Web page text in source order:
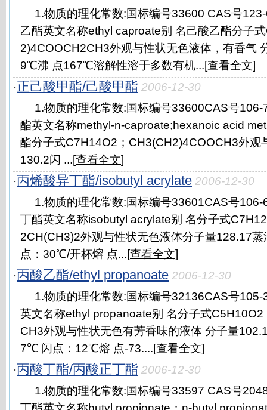
1.物质的理化常数:国标编号33600 CAS号
乙酯英文名称ethyl caproate别 名己酸乙酯分子
2)4COOCH2CH3外观与性状无色液体，有香气
9℃沸 点167℃溶解性溶于多数有机...[查看全文]
·正己酸甲酯/己酸甲酯 2006-12-30
1.物质的理化常数:国标编号33600CAS号
酯英文名称methyl-n-caproate;hexanoic acid
酯分子式C7H14O2；CH3(CH2)4COOCH3外观
130.2闪 ...[查看全文]
·丙烯酸异丁酯/isobutyl acrylate 2006-12-30
1.物质的理化常数:国标编号33601CAS号
丁酯英文名称isobutyl acrylate别 名分子式
2CH(CH3)2外观与性状无色液体分子量128.17
点：30℃/开杯熔 点...[查看全文]
·丙酸乙酯/ethyl propanoate 2006-12-30
1.物质的理化常数:国标编号32136CAS号
英文名称ethyl propanoate别 名分子式
CH3外观与性状无色有芳香味的液体 分子量
7℃ 闪点：12℃熔 点-73....[查看全文]
·丙酸丁酯/丙酸正丁酯 2006-12-30
1.物质的理化常数:国标编号33597 CAS号